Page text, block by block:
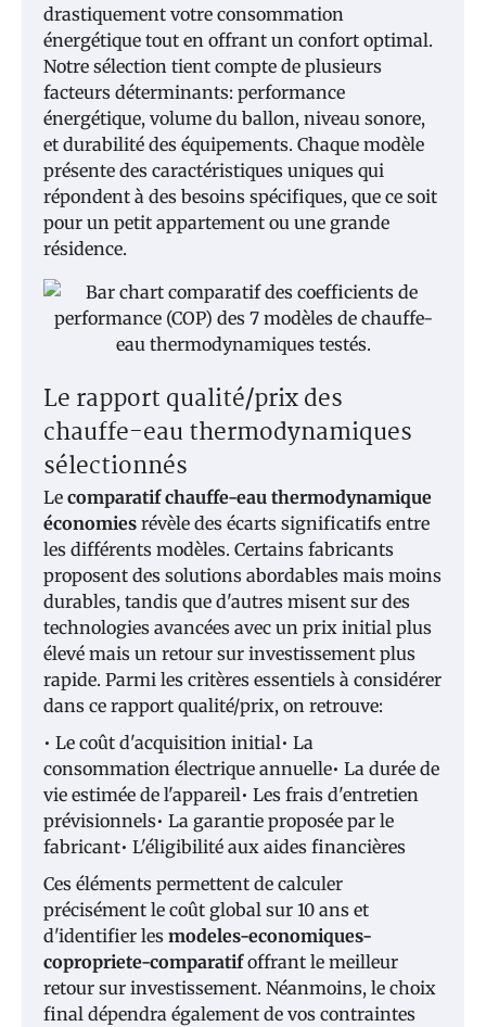
drastiquement votre consommation
énergétique tout en offrant un confort optimal.
Notre sélection tient compte de plusieurs
facteurs déterminants: performance
énergétique, volume du ballon, niveau sonore,
et durabilité des équipements. Chaque modèle
présente des caractéristiques uniques qui
répondent à des besoins spécifiques, que ce soit
pour un petit appartement ou une grande
résidence.
Le rapport qualité/prix des
chauffe-eau thermodynamiques
sélectionnés
Le comparatif chauffe-eau thermodynamique
économies révèle des écarts significatifs entre
les différents modèles. Certains fabricants
proposent des solutions abordables mais moins
durables, tandis que d'autres misent sur des
technologies avancées avec un prix initial plus
élevé mais un retour sur investissement plus
rapide. Parmi les critères essentiels à considérer
dans ce rapport qualité/prix, on retrouve:
• Le coût d'acquisition initial• La
consommation électrique annuelle• La durée de
vie estimée de l'appareil• Les frais d'entretien
prévisionnels• La garantie proposée par le
fabricant• L'éligibilité aux aides financières
Ces éléments permettent de calculer
précisément le coût global sur 10 ans et
d'identifier les modeles-economiques-
copropriete-comparatifoffrant le meilleur
retour sur investissement. Néanmoins, le choix
final dépendra également de vos contraintes